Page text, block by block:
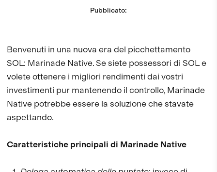
Pubblicato:
Benvenuti in una nuova era del picchettamento
SOL: Marinade Native. Se siete possessori di SOL e
volete ottenere i migliori rendimenti dai vostri
investimenti pur mantenendo il controllo, Marinade
Native potrebbe essere la soluzione che stavate
aspettando.
Caratteristiche principali di Marinade Native